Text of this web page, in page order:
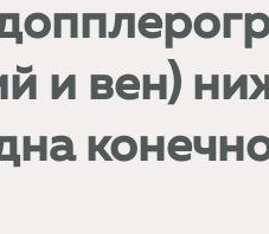
и вен)